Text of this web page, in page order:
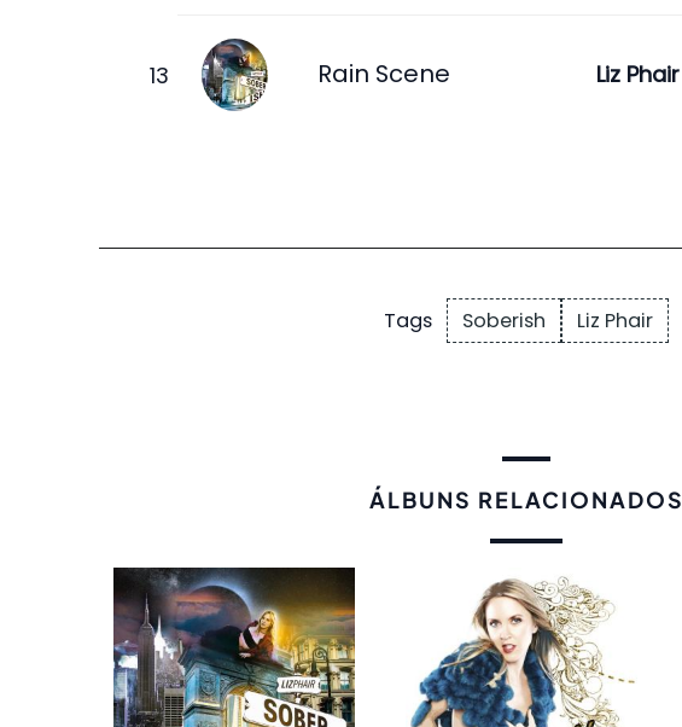
Rain Scene Liz Phair
Tags Soberish Liz Phair
ÁLBUNS RELACIONADOS